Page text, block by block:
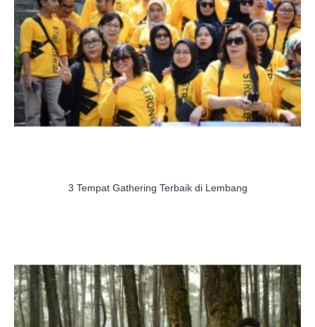
3 Tempat Gathering Terbaik di Lembang